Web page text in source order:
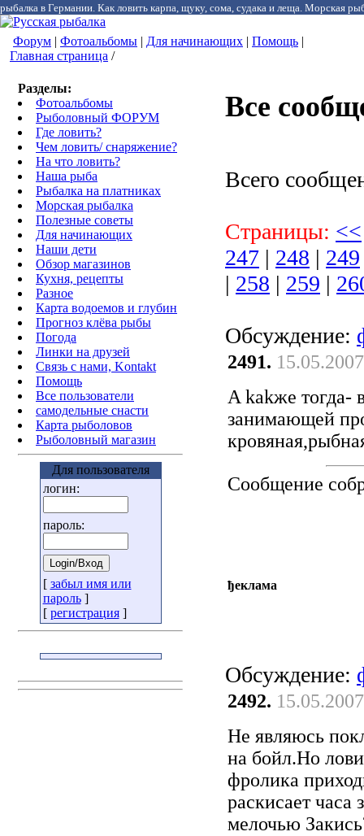
рыбалка в Германии. Как ловить карпа, щуку, сома, судака и леща. Морская
Форум | Фотоальбомы | Для начинающих | Помощь |
Главная страница /
Разделы:
Фотоальбомы
Рыболовный ФОРУМ
Где ловить?
Чем ловить/ снаряжение?
На что ловить?
Наша рыба
Рыбалка на платниках
Морская рыбалка
Полезные советы
Для начинающих
Наши дети
Обзор магазинов
Кухня, рецепты
Разное
Карта водоемов и глубин
Прогноз клёва рыбы
Погода
Линки на друзей
Связь с нами, Kontakt
Помощь
Все пользователи
самодельные снасти
Карта рыболовов
Рыболовный магазин
Для пользователя
логин:
пароль:
[ забыл имя или
пароль]
[ регистрация]
Все
Всего
Страницы: <<
247 | 248 | 249
| 258 | 259 |
Обсуждение:
2491.
A kakже тогда-
занимающей
Сообщение
ђеклама
Обсуждение:
2492.
Не являюсь
на бойл.Но
фролика
раскисает
мелочью